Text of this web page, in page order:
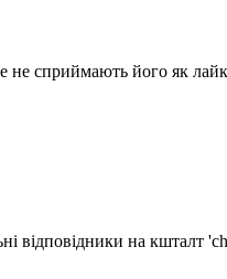
не сприймають його як
відповідники на кшталт